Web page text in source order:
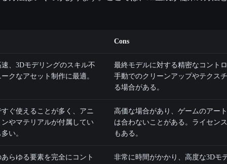
Cons
、3Dモデリングのスキル不
クなアセット制作に最適。
最終モデルに対する精密なコント
手動でのクリーンアップやテクス
る場合がある。
ぐ使えることが多く、アニ
やマテリアルが付属してい
い。
高価な場合があり、ゲームのアー
は合わないことがある。ライセン
もある。
らゆる要素を完全にコント 非常に時間がかかり、高度な3Dモ